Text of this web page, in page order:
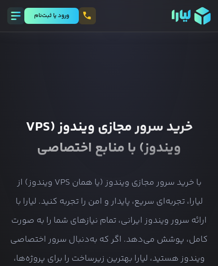
ورود يا ثبت‌نام
خرید سرور مجازی ویندوز (VPS
ویندوز) با منابع اختصاصی
با خرید سرور مجازی ویندوز (یا همان VPS ویندوز) از
لیارا، تجربه‌ای سریع، پایدار و امن را تجربه کنید. لیارا با
ارائه سرور ویندوز ایرانی، تمام نیازهای شما را به صورت
کامل، پوشش می‌دهد. اگر که به‌دنبال سرور اختصاصی
ویندوز هستید، لیارا بهترین زیرساخت را برای پروژه‌ها،